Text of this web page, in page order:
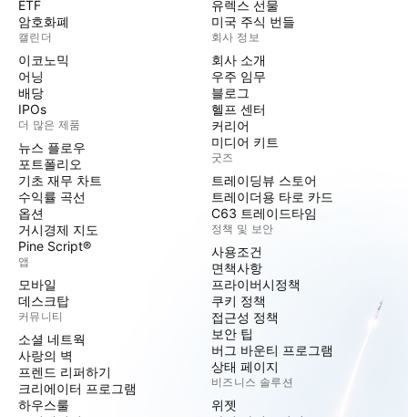
ETF
암호화폐
캘린더
이코노믹
어닝
배당
IPOs
더 많은 제품
뉴스 플로우
포트폴리오
기초 재무 차트
수익률 곡선
옵션
거시경제 지도
Pine Script®
앱
모바일
데스크탑
커뮤니티
소셜 네트웍
사랑의 벽
프렌드 리퍼하기
크리에이터 프로그램
하우스룰
유렉스 선물
미국 주식 번들
회사 정보
회사 소개
우주 임무
블로그
헬프 센터
커리어
미디어 키트
굿즈
트레이딩뷰 스토어
트레이더용 타로 카드
C63 트레이드타임
정책 및 보안
사용조건
면책사항
프라이버시정책
쿠키 정책
접근성 정책
보안 팁
버그 바운티 프로그램
상태 페이지
비즈니스 솔루션
위젯